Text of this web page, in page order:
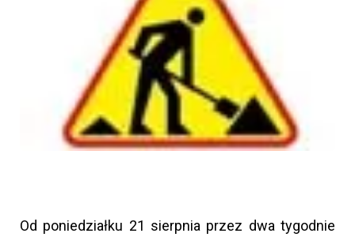
Od poniedziałku 21 sierpnia przez dwa tygodnie